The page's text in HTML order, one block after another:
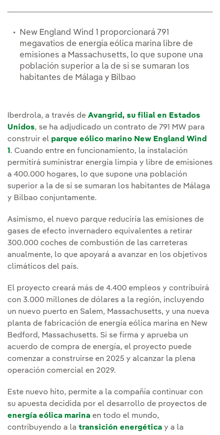
New England Wind 1 proporcionará 791
megavatios de energía eólica marina libre de
emisiones a Massachusetts, lo que supone una
población superior a la de si se sumaran los
habitantes de Málaga y Bilbao
Iberdrola, a través de Avangrid, su filial en Estados
Unidos, se ha adjudicado un contrato de 791 MW para
construir el parque eólico marino New England Wind
1 . Cuando entre en funcionamiento, la instalación
permitirá suministrar energía limpia y libre de emisiones
a 400.000 hogares, lo que supone una población
superior a la de si se sumaran los habitantes de Málaga
y Bilbao conjuntamente.
Asimismo, el nuevo parque reduciría las emisiones de
gases de efecto invernadero equivalentes a retirar
300.000 coches de combustión de las carreteras
anualmente, lo que apoyará a avanzar en los objetivos
climáticos del país.
El proyecto creará más de 4.400 empleos y contribuirá
con 3.000 millones de dólares a la región, incluyendo
un nuevo puerto en Salem, Massachusetts, y una nueva
planta de fabricación de energía eólica marina en New
Bedford, Massachusetts. Si se firma y aprueba un
acuerdo de compra de energía, el proyecto puede
comenzar a construirse en 2025 y alcanzar la plena
operación comercial en 2029.
Este nuevo hito, permite a la compañía continuar con
su apuesta decidida por el desarrollo de proyectos de
energía eólica marina en todo el mundo,
contribuyendo a la transición energética y a la